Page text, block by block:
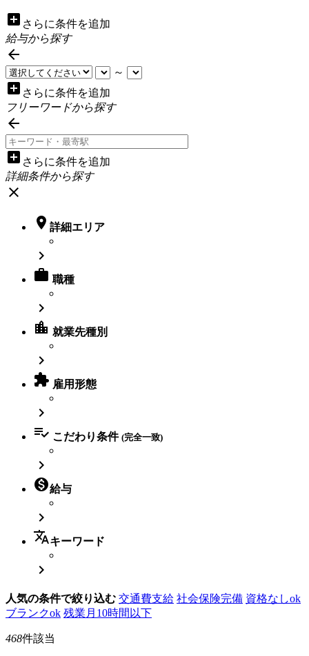
add_box さらに条件を追加
給与から探す

～
add_box さらに条件を追加
フリーワードから探す

add_box さらに条件を追加
詳細条件から探す
close
 詳細エリア

 職種

location_city 就業先種別

 雇用形態

 こだわり条件 (完全一致)

給与

translateキーワード

人気の条件で絞り込む 交通費支給 社会保険完備 資格なしok
ブランクok 残業月10時間以下
468件該当